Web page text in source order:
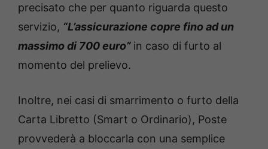
precisato che per quanto riguarda questo
servizio, “L’assicurazione copre fino ad un
massimo di 700 euro” in caso di furto al
momento del prelievo.
Inoltre, nei casi di smarrimento o furto della
Carta Libretto (Smart o Ordinario), Poste
provvederà a bloccarla con una semplice